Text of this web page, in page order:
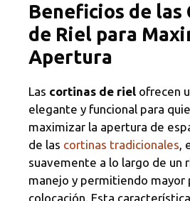
Beneficios de las
de Riel para
Apertura
Las cortinas de riel ofrecen
elegante y funcional para
maximizar la apertura de
de las cortinas tradicionales,
suavemente a lo largo de un
manejo y permitiendo mayor
colocación. Esta